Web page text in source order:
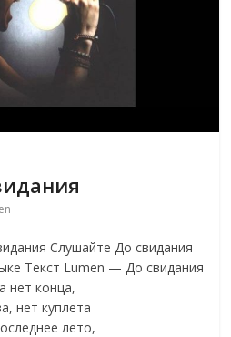
Слушайте До свидания
Текст Lumen — До свидания
нет конца,
нет куплета
лето,